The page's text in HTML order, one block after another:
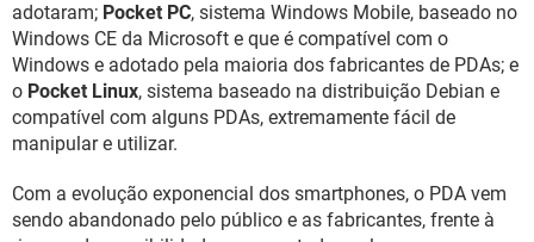
adotaram; Pocket PC, sistema Windows Mobile, baseado no
Windows CE da Microsoft e que é compatível com o
Windows e adotado pela maioria dos fabricantes de PDAs; e
o Pocket Linux, sistema baseado na distribuição Debian e
compatível com alguns PDAs, extremamente fácil de
manipular e utilizar.
Com a evolução exponencial dos smartphones, o PDA vem
sendo abandonado pelo público e as fabricantes, frente à